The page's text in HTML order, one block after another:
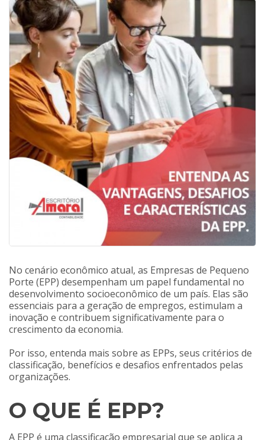
No cenário econômico atual, as Empresas de Pequeno
Porte (EPP) desempenham um papel fundamental no
desenvolvimento socioeconômico de um país. Elas são
essenciais para a geração de empregos, estimulam a
inovação e contribuem significativamente para o
crescimento da economia.
Por isso, entenda mais sobre as EPPs, seus critérios de
classificação, benefícios e desafios enfrentados pelas
organizações.
O QUE É EPP?
A EPP é uma classificação empresarial que se aplica a